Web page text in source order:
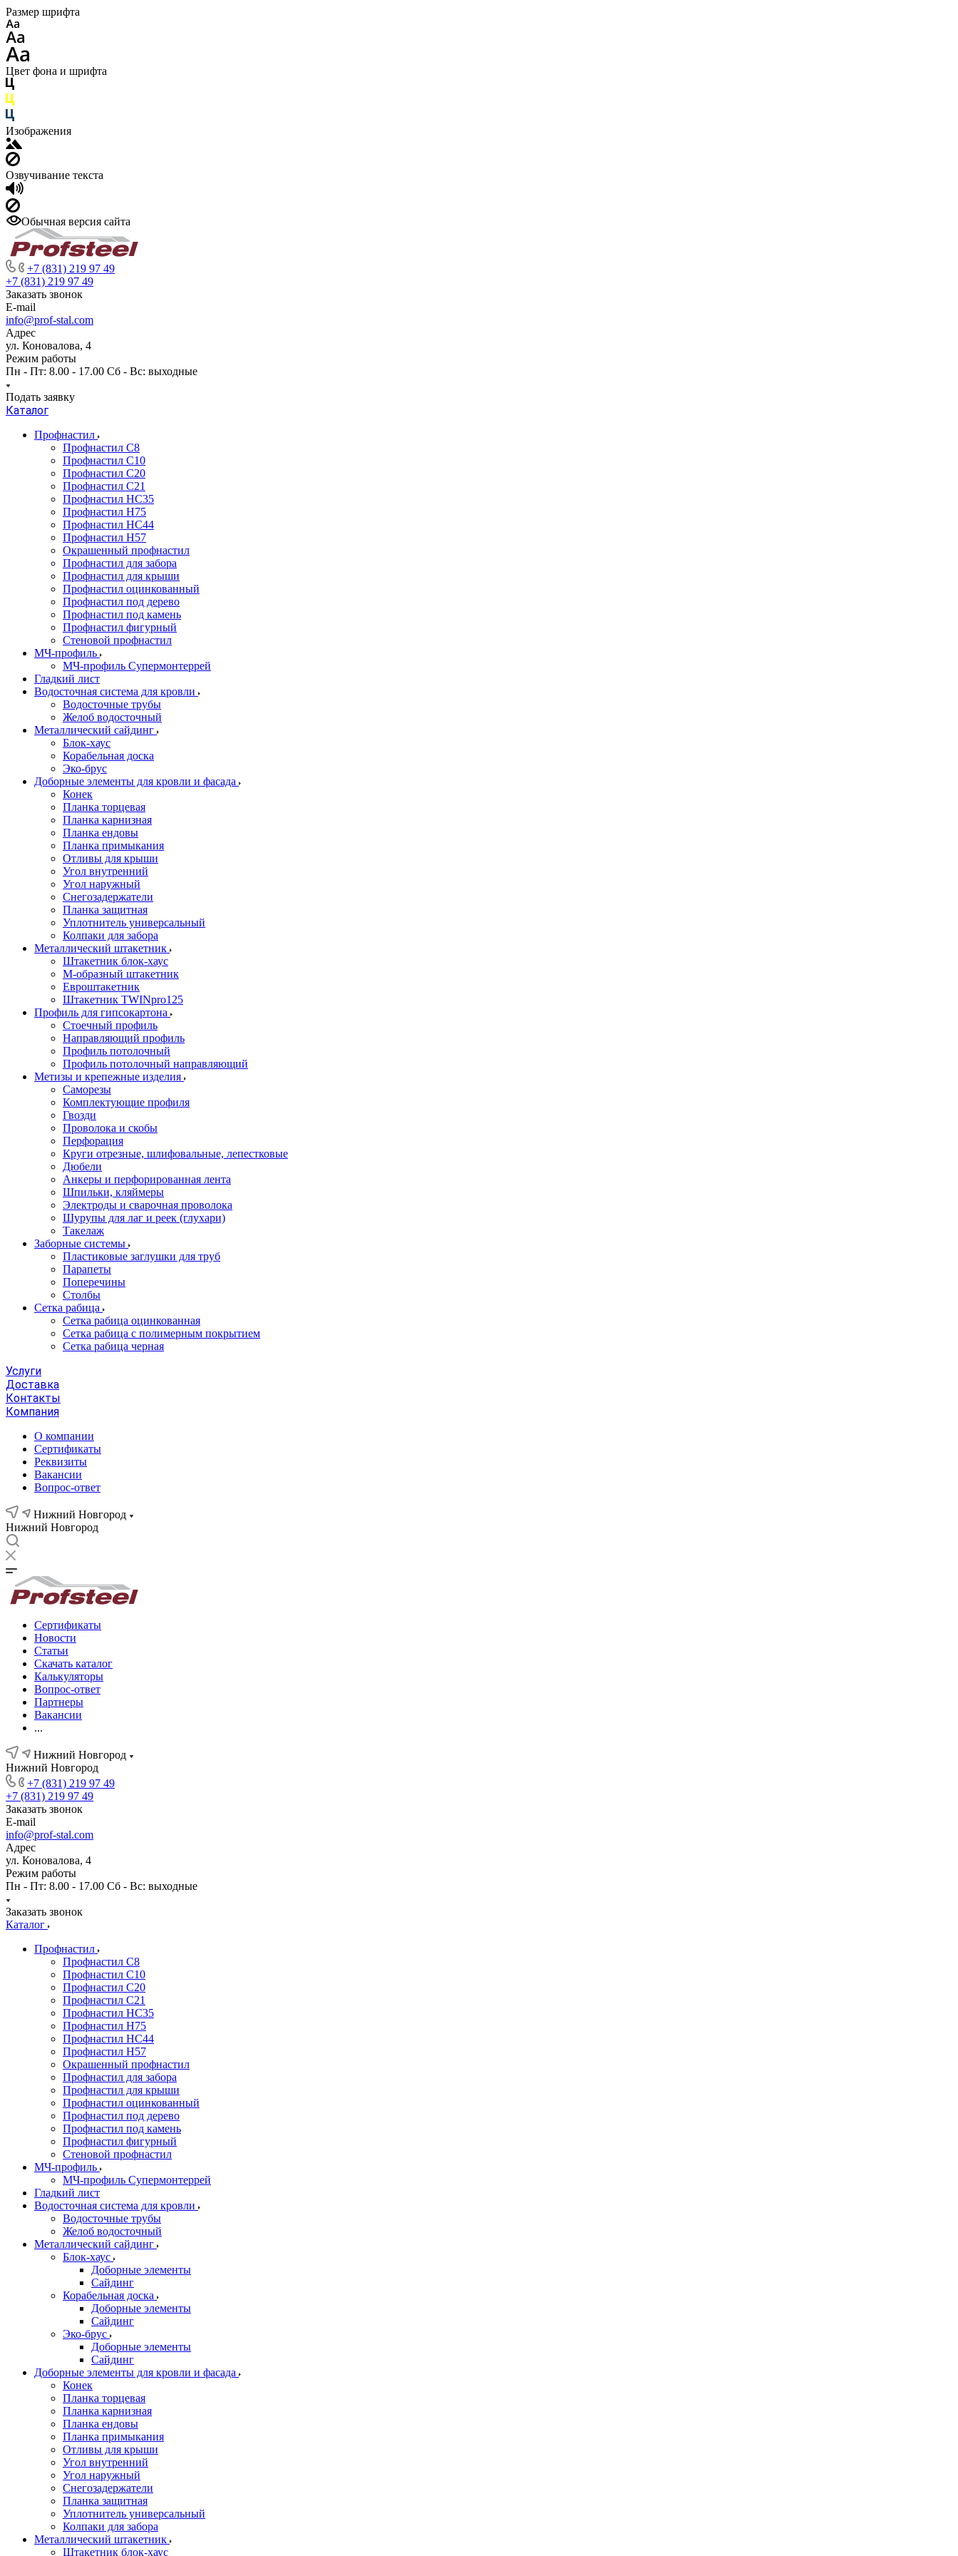
Размер шрифта
Цвет фона и шрифта
Изображения
Озвучивание текста
Обычная версия сайта
+7 (831) 219 97 49
+7 (831) 219 97 49
Заказать звонок
E-mail
info@prof-stal.com
Адрес
ул. Коновалова, 4
Режим работы
Пн - Пт: 8.00 - 17.00 Сб - Вс: выходные
Подать заявку
Каталог
Профнастил
Профнастил С8
Профнастил С10
Профнастил С20
Профнастил С21
Профнастил НС35
Профнастил Н75
Профнастил HC44
Профнастил Н57
Окрашенный профнастил
Профнастил для забора
Профнастил для крыши
Профнастил оцинкованный
Профнастил под дерево
Профнастил под камень
Профнастил фигурный
Стеновой профнастил
МЧ-профиль
МЧ-профиль Супермонтеррей
Гладкий лист
Водосточная система для кровли
Водосточные трубы
Желоб водосточный
Металлический сайдинг
Блок-хаус
Корабельная доска
Эко-брус
Доборные элементы для кровли и фасада
Конек
Планка торцевая
Планка карнизная
Планка ендовы
Планка примыкания
Отливы для крыши
Угол внутренний
Угол наружный
Снегозадержатели
Планка защитная
Уплотнитель универсальный
Колпаки для забора
Металлический штакетник
Штакетник блок-хаус
М-образный штакетник
Евроштакетник
Штакетник TWINpro125
Профиль для гипсокартона
Стоечный профиль
Направляющий профиль
Профиль потолочный
Профиль потолочный направляющий
Метизы и крепежные изделия
Саморезы
Комплектующие профиля
Гвозди
Проволока и скобы
Перфорация
Круги отрезные, шлифовальные, лепестковые
Дюбели
Анкеры и перфорированная лента
Шпильки, кляймеры
Электроды и сварочная проволока
Шурупы для лаг и реек (глухари)
Такелаж
Заборные системы
Пластиковые заглушки для труб
Парапеты
Поперечины
Столбы
Сетка рабица
Сетка рабица оцинкованная
Сетка рабица с полимерным покрытием
Сетка рабица черная
Услуги
Доставка
Контакты
Компания
О компании
Сертификаты
Реквизиты
Вакансии
Вопрос-ответ
Нижний Новгород
Нижний Новгород
Сертификаты
Новости
Статьи
Скачать каталог
Калькуляторы
Вопрос-ответ
Партнеры
Вакансии
...
Нижний Новгород
Нижний Новгород
+7 (831) 219 97 49
+7 (831) 219 97 49
Заказать звонок
E-mail
info@prof-stal.com
Адрес
ул. Коновалова, 4
Режим работы
Пн - Пт: 8.00 - 17.00 Сб - Вс: выходные
Заказать звонок
Каталог
Профнастил
Профнастил С8
Профнастил С10
Профнастил С20
Профнастил С21
Профнастил НС35
Профнастил Н75
Профнастил HC44
Профнастил Н57
Окрашенный профнастил
Профнастил для забора
Профнастил для крыши
Профнастил оцинкованный
Профнастил под дерево
Профнастил под камень
Профнастил фигурный
Стеновой профнастил
МЧ-профиль
МЧ-профиль Супермонтеррей
Гладкий лист
Водосточная система для кровли
Водосточные трубы
Желоб водосточный
Металлический сайдинг
Блок-хаус
Доборные элементы
Сайдинг
Корабельная доска
Доборные элементы
Сайдинг
Эко-брус
Доборные элементы
Сайдинг
Доборные элементы для кровли и фасада
Конек
Планка торцевая
Планка карнизная
Планка ендовы
Планка примыкания
Отливы для крыши
Угол внутренний
Угол наружный
Снегозадержатели
Планка защитная
Уплотнитель универсальный
Колпаки для забора
Металлический штакетник
Штакетник блок-хаус